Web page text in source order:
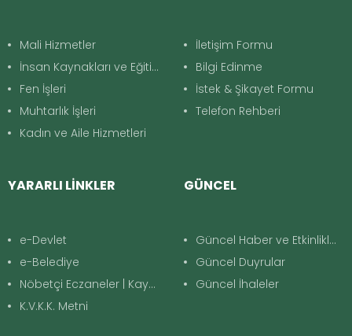
Mali Hizmetler
İnsan Kaynakları ve Eğitim
Fen İşleri
Muhtarlık İşleri
Kadın ve Aile Hizmetleri
İletişim Formu
Bilgi Edinme
İstek & Şikayet Formu
Telefon Rehberi
YARARLI LİNKLER
e-Devlet
e-Belediye
Nöbetçi Eczaneler | Kayapınar
K.V.K.K. Metni
GÜNCEL
Güncel Haber ve Etkinlikler
Güncel Duyrular
Güncel İhaleler